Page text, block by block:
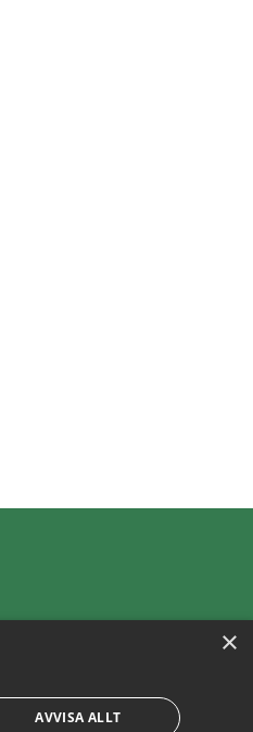
×
AVVISA ALLT